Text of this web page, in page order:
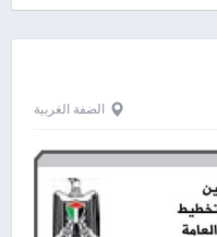
الضفة الغربية